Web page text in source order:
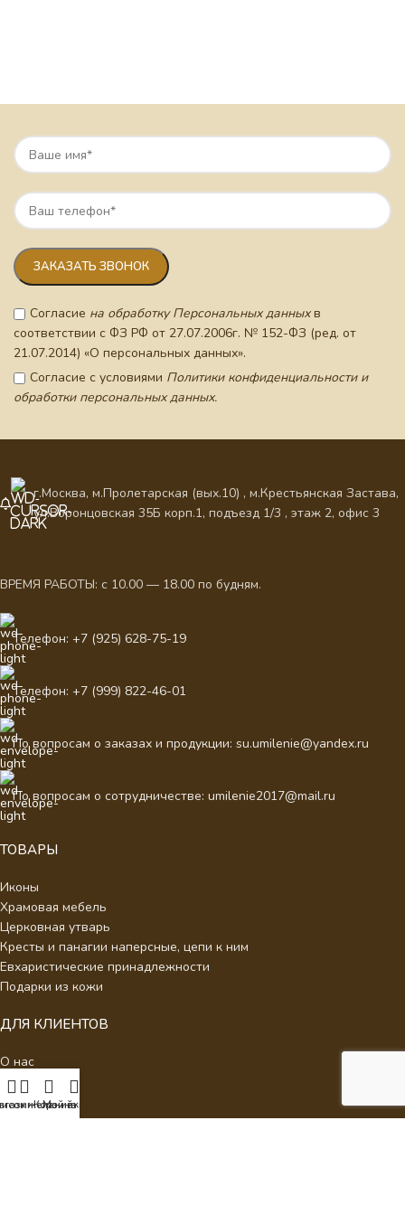
Согласие на обработку Персональных данныхв
соответствии с ФЗ РФ от 27.07.2006г. № 152-ФЗ (ред. от
21.07.2014) «О персональных данных».
Согласие с условиями Политики конфиденциальности и
обработки персональных данных.
г.Москва, м.Пролетарская (вых.10) , м.Крестьянская Застава,
ул.Воронцовская 35Б корп.1, подъезд 1/3 , этаж 2, офис 3
ВРЕМЯ РАБОТЫ: с 10.00 — 18.00 по будням.
Телефон: +7 (925) 628-75-19
Телефон: +7 (999) 822-46-01
По вопросам о заказах и продукции: su.umilenie@yandex.ru
По вопросам о сотрудничестве: umilenie2017@mail.ru
ТОВАРЫ
Иконы
Храмовая мебель
Церковная утварь
Кресты и панагии наперсные, цепи к ним
Евхаристические принадлежности
Подарки из кожи
ДЛЯ КЛИЕНТОВ
О нас
Отзывы
Новостижеланий
Корзина
Мой аккаунт